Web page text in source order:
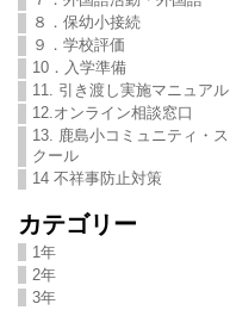
８．保幼小接続
９．学校評価
10．入学準備
11. 引き渡し実施マニュアル
12.オンライン相談窓口
13. 鹿島小コミュニティ・ス
クール
14 不祥事防止対策
カテゴリー
1年
2年
3年